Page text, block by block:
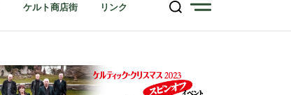
ケルト商店街 リンク